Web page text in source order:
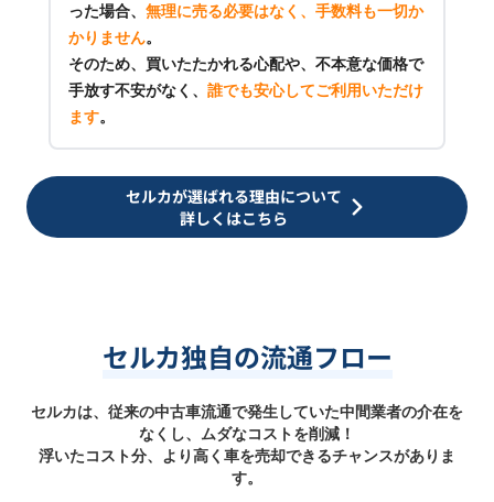
った場合、 無理に売る必要はなく、手数料も一切か
かりません。
そのため、買いたたかれる心配や、不本意な価格で
手放す不安がなく、 誰でも安心してご利用いただけ
ます。
セルカが選ばれる理由について
詳しくはこちら
セルカ独自の流通フロー
セルカは、従来の中古車流通で発生していた中間業者の介在を
なくし、ムダなコストを削減！
浮いたコスト分、より高く車を売却できるチャンスがありま
す。